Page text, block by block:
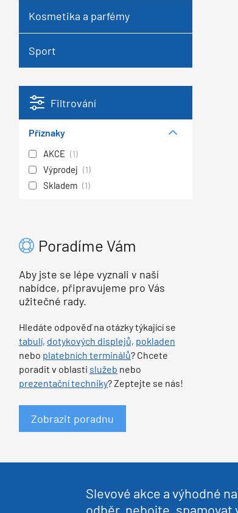
Kosmetika a parfémy
Sport
Filtrování
Příznaky
AKCE (1)
Výprodej (1)
Skladem (1)
Poradíme Vám
Aby jste se lépe vyznali v naší
nabídce, připravujeme pro Vás
užitečné rady.
Hledáte odpověď na otázky týkající se
tabulí, dotykových displejů, pokladen
nebo platebních terminálů? Chcete
poradit v oblasti služeb nebo
prezentační techniky? Zeptejte se nás!
Zobrazit poradnu
Slevové akce a výhodné
odběr, nebojte, spamovat